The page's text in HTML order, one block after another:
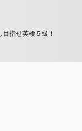
指せ英検５級！